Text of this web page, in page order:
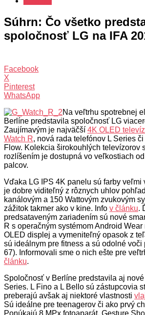
Súhrn: Čo všetko
spoločnosť LG na IFA
Facebook
X
Pinterest
WhatsApp
Na veľtrhu spotrebnej
Berlíne predstavila spoločnosť LG
Zaujímavým je najväčší 4K OLED
Watch R, nová rada telefónov L Series
Flow. Kolekcia širokouhlých televízorov
rozlíšením je dostupná vo veľkostiach
palcov.
Vďaka LG IPS 4K panelu sú farby veľmi
je dobre viditeľný z rôznych uhlov
kanálovým a 150 Wattovým zvukovým
zážitok takmer ako v kine. Info v článku.
predsataveným zariadením sú nové
R s operačným systémom Android
OLED displej a vymeniteľný opasok z
sú ideálnym pre fitness a sú odolné voči
67). Informovali sme o nich ešte pre
článku.
Spoločnosť v Berlíne predstavila aj
Series. L Fino a L Bello sú zástupcovia
preberajú avšak aj niektoré vlastnosti
Sú ideálne pre teenagerov či ako prvý
Ponúkajú 8 MPx fotoaparát, Gesture